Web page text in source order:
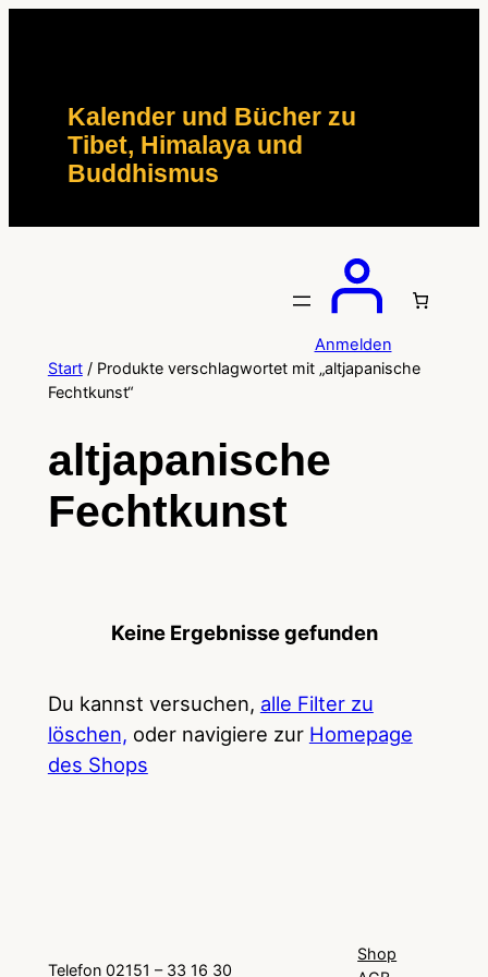
Kalender und Bücher zu
Tibet, Himalaya und
Buddhismus
Anmelden
Start/ Produkte verschlagwortet mit „altjapanische
Fechtkunst“
altjapanische
Fechtkunst
Keine Ergebnisse gefunden
Du kannst versuchen, alle Filter zu
löschen, oder navigiere zur Homepage
des Shops
Telefon 02151 – 33 16 30
Shop